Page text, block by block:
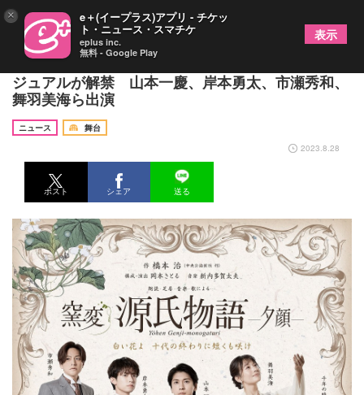
大正ロマンの香り漂う『窯変源氏物語 -夕顔-』のビ
ジュアルが解禁 山本一慶、岸本勇太、市瀬秀和、
舞羽美海ら出演
ニュース
舞台
2023.8.28
ポスト シェア 送る
× e＋(イープラス)アプリ - チケッ
ト・ニュース・スマチケ
eplus inc.
無料 - Google Play
表示